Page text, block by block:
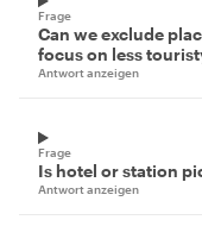
Frage
Can we exclude
focus on less
Antwort anzeigen
Frage
Is hotel or station
Antwort anzeigen